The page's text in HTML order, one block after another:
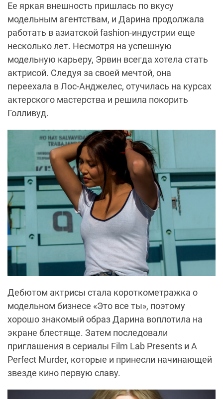
Ее яркая внешность пришлась по вкусу
модельным агентствам, и Дарина продолжала
работать в азиатской fashion-индустрии еще
несколько лет. Несмотря на успешную
модельную карьеру, Эрвин всегда хотела стать
актрисой. Следуя за своей мечтой, она
переехала в Лос-Анджелес, отучилась на курсах
актерского мастерства и решила покорить
Голливуд.
Дебютом актрисы стала короткометражка о
модельном бизнесе «Это все ты», поэтому
хорошо знакомый образ Дарина воплотила на
экране блестяще. Затем последовали
приглашения в сериалы Film Lab Presents и A
Perfect Murder, которые и принесли начинающей
звезде кино первую славу.